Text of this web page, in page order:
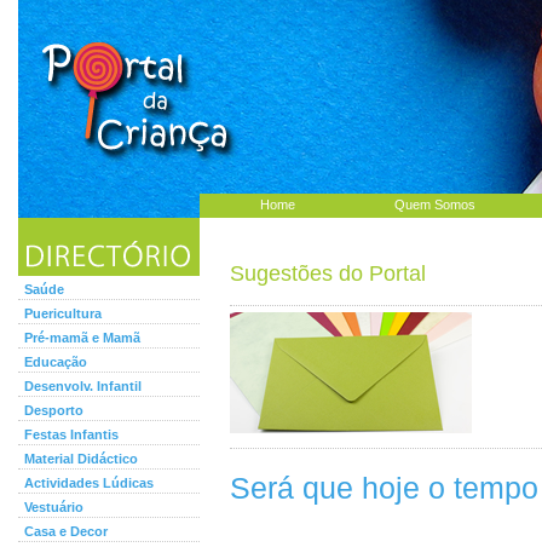
Home Quem Somos
Saúde
Puericultura
Pré-mamã e Mamã
Educação
Desenvolv. Infantil
Desporto
Festas Infantis
Material Didáctico
Actividades Lúdicas
Vestuário
Casa e Decor
Sugestões do Portal
Será que hoje o